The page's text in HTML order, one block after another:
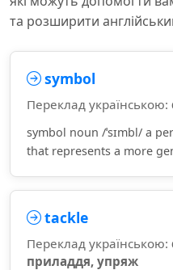
та розширити
symbol
Переклад українською:
symbol noun /ˈsɪmbl/ a
that represents a more
tackle
Переклад українською:
приладдя, упряж